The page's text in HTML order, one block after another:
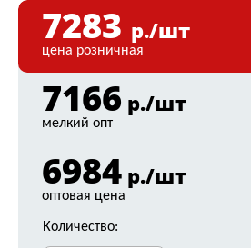
7283 р./шт
цена розничная
7166 р./шт
мелкий опт
6984 р./шт
оптовая цена
Количество: